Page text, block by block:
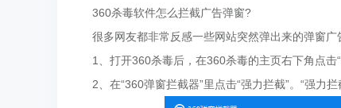
360杀毒软件怎么拦截广告弹窗?
很多网友都非常反感一些网站突然弹出来的弹窗广
1、打开360杀毒后，在360杀毒的主页右下角点击“
2、在“360弹窗拦截器”里点击“强力拦截”。“强力拦